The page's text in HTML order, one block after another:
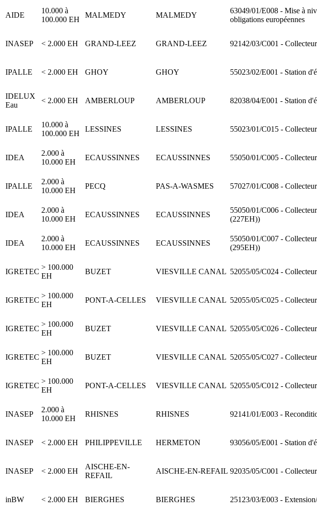
AIDE
10.000 à
100.000 EH
MALMEDY MALMEDY
63049/01/E008 - Mise à
obligations européennes
INASEP < 2.000 EH GRAND-LEEZ GRAND-LEEZ 92142/03/C001 -
IPALLE < 2.000 EH GHOY GHOY 55023/02/E001 - Station
IDELUX
Eau
< 2.000 EH AMBERLOUP AMBERLOUP 82038/04/E001 - Station
IPALLE
10.000 à
100.000 EH
LESSINES LESSINES 55023/01/C015 -
IDEA
2.000 à
10.000 EH
ECAUSSINNES ECAUSSINNES 55050/01/C005 -
IPALLE
2.000 à
10.000 EH
PECQ PAS-A-WASMES 57027/01/C008 -
IDEA
2.000 à
10.000 EH
ECAUSSINNES ECAUSSINNES
55050/01/C006 -
(227EH))
IDEA
2.000 à
10.000 EH
ECAUSSINNES ECAUSSINNES
55050/01/C007 -
(295EH))
IGRETEC
> 100.000
EH
BUZET VIESVILLE CANAL 52055/05/C024 -
IGRETEC
> 100.000
EH
PONT-A-CELLES VIESVILLE CANAL 52055/05/C025 -
IGRETEC
> 100.000
EH
BUZET VIESVILLE CANAL 52055/05/C026 -
IGRETEC
> 100.000
EH
BUZET VIESVILLE CANAL 52055/05/C027 -
IGRETEC
> 100.000
EH
PONT-A-CELLES VIESVILLE CANAL 52055/05/C012 -
INASEP
2.000 à
10.000 EH
RHISNES RHISNES 92141/01/E003 -
INASEP < 2.000 EH PHILIPPEVILLE HERMETON 93056/05/E001 - Station
INASEP < 2.000 EH
AISCHE-EN-
REFAIL
AISCHE-EN-REFAIL 92035/05/C001 -
inBW < 2.000 EH BIERGHES BIERGHES 25123/03/E003 -